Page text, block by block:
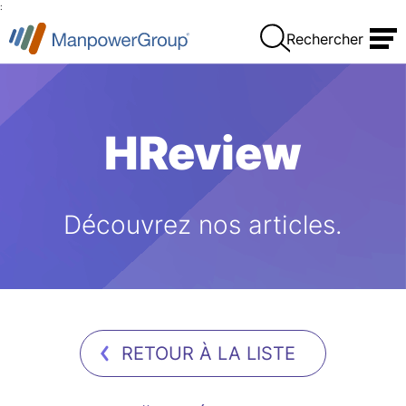
:
Rechercher
HReview
Découvrez nos articles.
RETOUR À LA LISTE